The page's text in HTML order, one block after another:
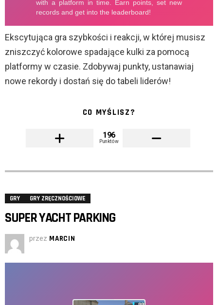
Ekscytująca gra szybkości i reakcji, w której musisz
zniszczyć kolorowe spadające kulki za pomocą
platformy w czasie. Zdobywaj punkty, ustanawiaj
nowe rekordy i dostań się do tabeli liderów!
CO MYŚLISZ?
196
Punktów
GRY GRY ZRĘCZNOŚCIOWE
SUPER YACHT PARKING
przez MARCIN